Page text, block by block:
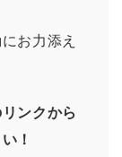
お力添え
ンクから
！